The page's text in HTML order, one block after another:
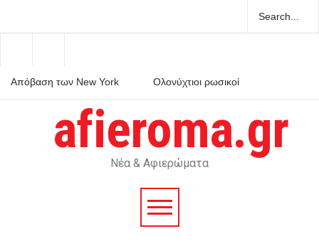
Απόβαση των New York
και της αγγειοπλαστικής
Ολονύχτιοι ρωσικοί
σκουπιδιάρηδες: μια πολλά
υποσχόμενη επιχειρηματική
afieroma.gr
Νέα & Αφιερώματα